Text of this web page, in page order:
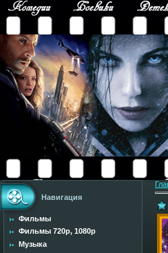
Навигация
Фильмы
Фильмы 720p, 1080p
Музыка